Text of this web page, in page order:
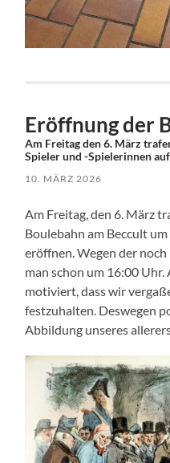
Eröffnung der
Am Freitag den 6. März
Spieler und -Spielerinnen
10. MÄRZ 2026
Am Freitag, den 6. März
Boulebahn am Beccult
eröffnen. Wegen der
man schon um 16:00
motiviert, dass wir
festzuhalten. Deswegen
Abbildung unseres